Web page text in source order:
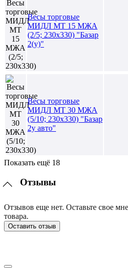
Весы торговые
МИДЛ МТ 15 МЖА
(2/5; 230х330) "Базар
2(у)"
Весы торговые
МИДЛ МТ 30 МЖА
(5/10; 230х330) "Базар
2у авто"
Показать ещё 18
Отзывы
Отзывов еще нет. Оставьте свое
товара.
Оставить отзыв